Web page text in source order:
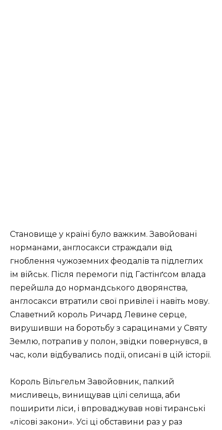
Становище у країні було важким. Завойовані
норманами, англосакси страждали від
гноблення чужоземних феодалів та підлеглих
їм військ. Після перемоги під Гастінґсом влада
перейшла до нормандського дворянства,
англосакси втратили свої привілеї і навіть мову.
Славетний король Ричард Левине серце,
вирушивши на боротьбу з сарацинами у Святу
Землю, потрапив у полон, звідки повернувся, в
час, коли відбувались події, описані в цій історії.
Король Вільгельм Завойовник, палкий
мисливець, винищував цілі селища, аби
поширити ліси, і впроваджував нові тиранські
«лісові закони». Усі ці обставини раз у раз